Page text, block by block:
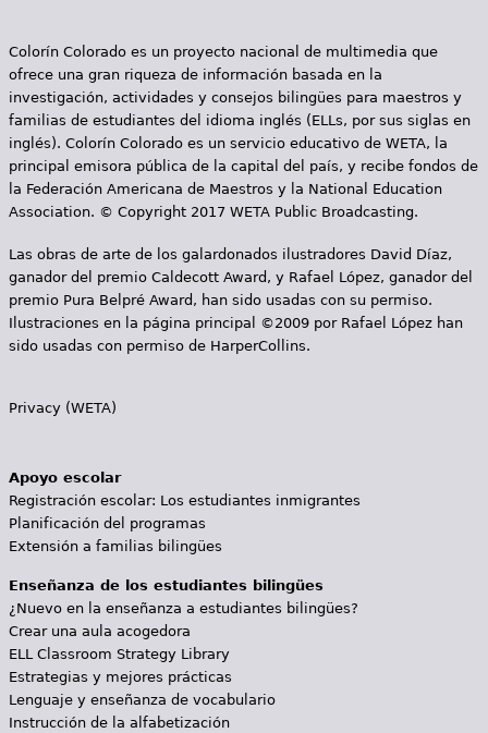
a
s
Colorín Colorado es un proyecto nacional de multimedia que
ofrece una gran riqueza de información basada en la
investigación, actividades y consejos bilingües para maestros y
familias de estudiantes del idioma inglés (ELLs, por sus siglas en
inglés). Colorín Colorado es un servicio educativo de WETA, la
principal emisora pública de la capital del país, y recibe fondos de
la Federación Americana de Maestros y la National Education
Association. © Copyright 2017 WETA Public Broadcasting.
Las obras de arte de los galardonados ilustradores David Díaz,
ganador del premio Caldecott Award, y Rafael López, ganador del
premio Pura Belpré Award, han sido usadas con su permiso.
Ilustraciones en la página principal ©2009 por Rafael López han
sido usadas con permiso de HarperCollins.
Privacy (WETA)
Apoyo escolar
Registración escolar: Los estudiantes inmigrantes
Planificación del programas
Extensión a familias bilingües
Enseñanza de los estudiantes bilingües
¿Nuevo en la enseñanza a estudiantes bilingües?
Crear una aula acogedora
ELL Classroom Strategy Library
Estrategias y mejores prácticas
Lenguaje y enseñanza de vocabulario
Instrucción de la alfabetización